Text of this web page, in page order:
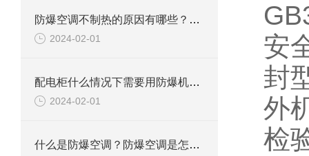
防爆空调不制热的原因有哪些？如何解决
2024-02-01
配电柜什么情况下需要用防爆机柜空调？
2024-02-01
什么是防爆空调？防爆空调是怎么防爆的？
安
封
外
检